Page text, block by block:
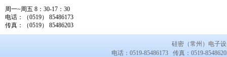
周一~周五 8：30-17：30
电话：（0519） 85486173
传真：（0519） 85486203
硅密（常州）电子
电话：0519-85486173 传真：0519-